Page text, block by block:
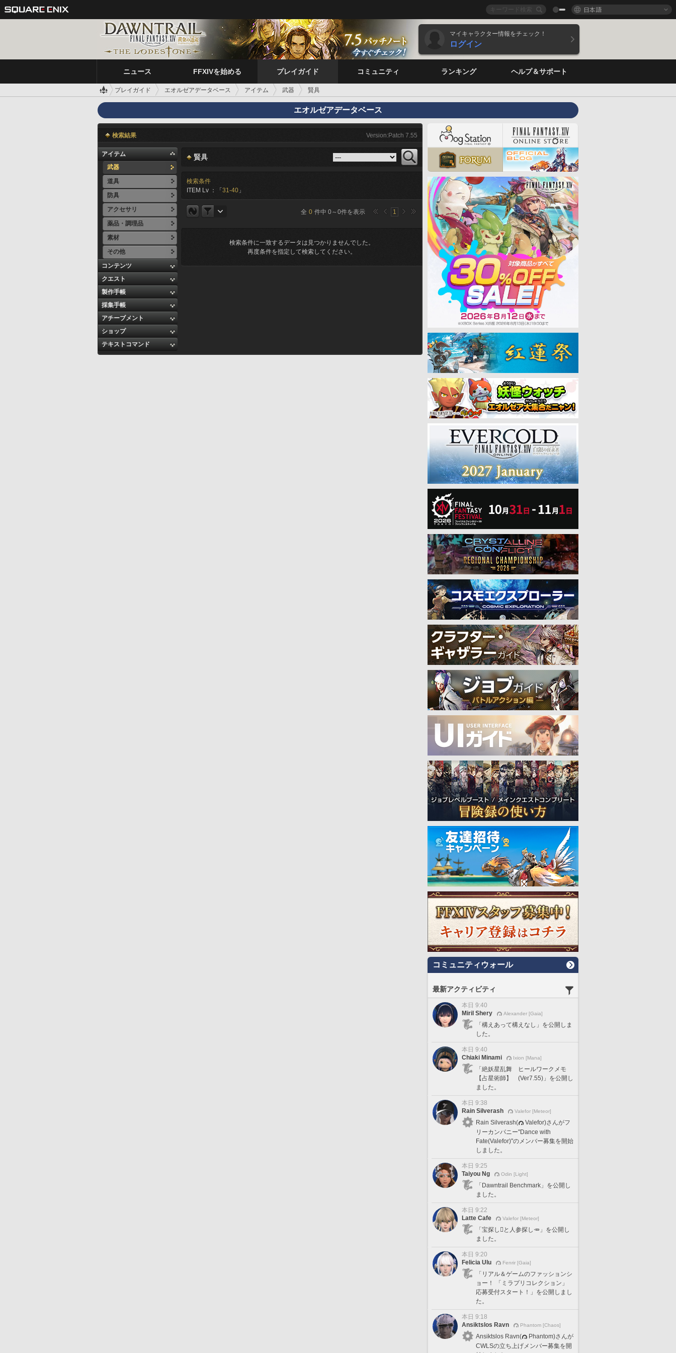
日本語
マイキャラクター情報をチェック！
ログイン
ニュース FFXIVを始める プレイガイド コミュニティ ランキング ヘルプ＆サポート
プレイガイド エオルゼアデータベース アイテム 武器 賢具
エオルゼアデータベース
検索結果 Version:Patch 7.55
アイテム
武器
道具
防具
アクセサリ
薬品・調理品
素材
その他
コンテンツ
クエスト
製作手帳
採集手帳
アチーブメント
ショップ
テキストコマンド
賢具
検索条件
ITEM Lv ：「 31-40 」
全 0 件中 0～0件を表示 1
検索条件に一致するデータは見つかりませんでした。
再度条件を指定して検索してください。
コミュニティウォール
最新アクティビティ
本日 9:40
Miril Shery
Alexander [Gaia]
「構えあって構えなし」を公開しま
した。
本日 9:40
Chiaki Minami
Ixion [Mana]
「絶妖星乱舞 ヒールワークメモ
【占星術師】 (Ver7.55)」を公開し
ました。
本日 9:38
Rain Silverash
Valefor [Meteor]
Rain Silverash(
Valefor)さんがフ
リーカンパニー"Dance with
Fate(Valefor)"のメンバー募集を開始
しました。
本日 9:25
Taiyou Ng
Odin [Light]
「Dawntrail Benchmark」を公開し
ました。
本日 9:22
Latte Cafe
Valefor [Meteor]
「宝探し🪎と人参探し🥕」を公開し
ました。
本日 9:20
Felicia Ulu
Fenrir [Gaia]
「リアル＆ゲームのファッションシ
ョー！ 「ミラプリコレクション」
応募受付スタート！」を公開しまし
た。
本日 9:18
Ansiktslos Ravn
Phantom [Chaos]
Ansiktslos Ravn(
Phantom)さんが
CWLSの立ち上げメンバー募集を開